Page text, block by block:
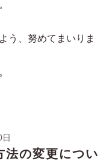
う、努めてまいりま
法の変更につい